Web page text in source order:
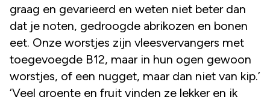
graag en gevarieerd en weten niet beter dan
dat je noten, gedroogde abrikozen en bonen
eet. Onze worstjes zijn vleesvervangers met
toegevoegde B12, maar in hun ogen gewoon
worstjes, of een nugget, maar dan niet van kip.’
‘Veel groente en fruit vinden ze lekker en ik